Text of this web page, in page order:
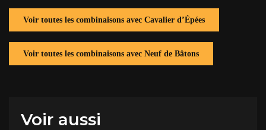
Voir toutes les combinaisons avec Cavalier d’Épées
Voir toutes les combinaisons avec Neuf de Bâtons
Voir aussi